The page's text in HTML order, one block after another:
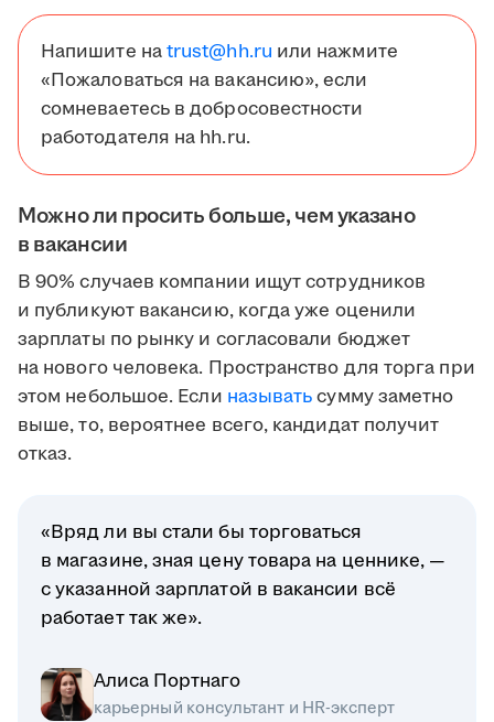
Напишите наtrust@hh.ru или нажмите
«Пожаловаться на вакансию», если
сомневаетесь в добросовестности
работодателя на hh.ru.
Можно ли просить больше, чем указано
в вакансии
В 90% случаев компании ищут сотрудников
и публикуют вакансию, когда уже оценили
зарплаты по рынку и согласовали бюджет
на нового человека. Пространство для торга при
этом небольшое. Если называтьсумму заметно
выше, то, вероятнее всего, кандидат получит
отказ.
«Вряд ли вы стали бы торговаться
в магазине, зная цену товара на ценнике, —
с указанной зарплатой в вакансии всё
работает так же».
Алиса Портнаго
карьерный консультант и HR-эксперт